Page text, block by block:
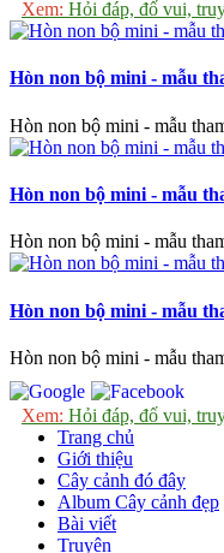
Xem: Hỏi đáp, đố vui,
Hòn non bộ mini - mẫu
Hòn non bộ mini - mẫu
Hòn non bộ mini - mẫu
Hòn non bộ mini - mẫu
Hòn non bộ mini - mẫu
Hòn non bộ mini - mẫu
Xem: Hỏi đáp, đố vui,
Trang chủ
Giới thiệu
Cây cảnh đó đây
Album Cây cảnh đẹp
Bài viết
Truyện